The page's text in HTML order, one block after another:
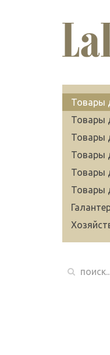
Товары
Товары
Товары
Товары
Товары
Товары